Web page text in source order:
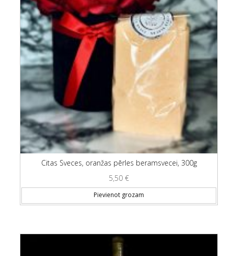
Citas Sveces, oranžas pērles beramsvecei, 300g
5,50 €
Pievienot grozam